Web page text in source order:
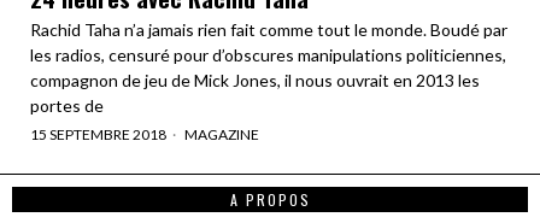
Rachid Taha n’a jamais rien fait comme tout le monde. Boudé par
les radios, censuré pour d’obscures manipulations politiciennes,
compagnon de jeu de Mick Jones, il nous ouvrait en 2013 les
portes de
15 SEPTEMBRE 2018 MAGAZINE
A PROPOS